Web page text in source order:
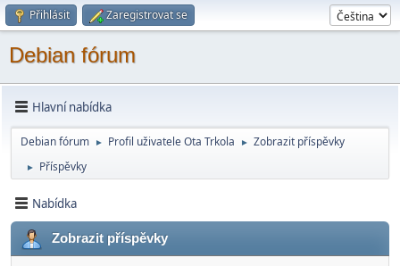
Přihlásit Zaregistrovat se
Debian fórum
Hlavní nabídka
Debian fórum ► Profil uživatele Ota Trkola ► Zobrazit příspěvky
► Příspěvky
Nabídka
Zobrazit příspěvky